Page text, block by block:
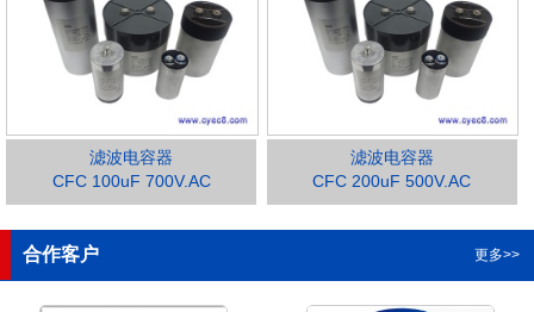
滤波电容器
CFC 100uF 700V.AC
滤波电容器
CFC 200uF 500V.AC
合作客户 更多>>